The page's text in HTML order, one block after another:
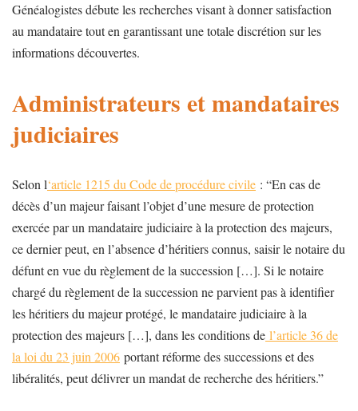
Généalogistes débute les recherches visant à donner satisfaction
au mandataire tout en garantissant une totale discrétion sur les
informations découvertes.
Administrateurs et mandataires
judiciaires
Selon l‘article 1215 du Code de procédure civile : “En cas de
décès d’un majeur faisant l’objet d’une mesure de protection
exercée par un mandataire judiciaire à la protection des majeurs,
ce dernier peut, en l’absence d’héritiers connus, saisir le notaire du
défunt en vue du règlement de la succession […]. Si le notaire
chargé du règlement de la succession ne parvient pas à identifier
les héritiers du majeur protégé, le mandataire judiciaire à la
protection des majeurs […], dans les conditions de l’article 36 de
la loi du 23 juin 2006 portant réforme des successions et des
libéralités, peut délivrer un mandat de recherche des héritiers.”